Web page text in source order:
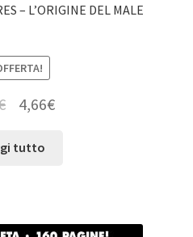
– L’ORIGINE DEL MALE
4,66€
tutto